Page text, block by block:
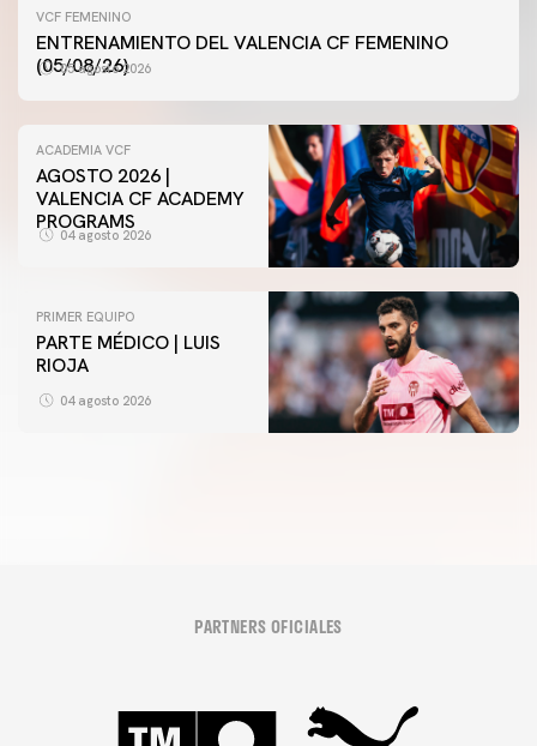
VCF FEMENINO
ENTRENAMIENTO DEL VALENCIA CF FEMENINO
(05/08/26)
05 agosto 2026
ACADEMIA VCF
AGOSTO 2026 |
VALENCIA CF ACADEMY
PROGRAMS
04 agosto 2026
PRIMER EQUIPO
PARTE MÉDICO | LUIS
RIOJA
04 agosto 2026
VCF FEMENINO
ENTRENAMIENTO DEL VALENCIA CF FEMENINO
(04/08/26)
PARTNERS OFICIALES